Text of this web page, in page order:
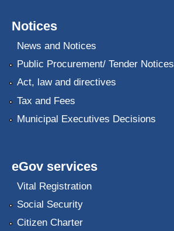
Notices
News and Notices
Public Procurement/ Tender Notices
Act, law and directives
Tax and Fees
Municipal Executives Decisions
eGov services
Vital Registration
Social Security
Citizen Charter